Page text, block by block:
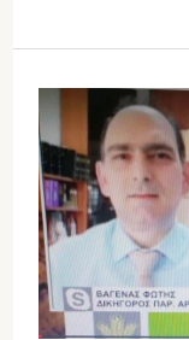
μηχανισμός
ρύθμισης
οφειλών